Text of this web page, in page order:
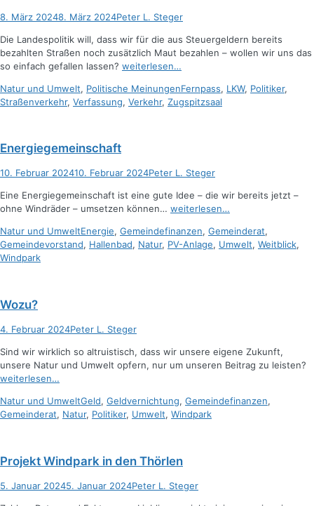
Posted
8. März 20248. März 2024Autor
Peter L. Steger
Die Landespolitik will, dass wir für die aus Steuergeldern bereits
bezahlten Straßen noch zusätzlich Maut bezahlen – wollen wir uns das
so einfach gefallen lassen? weiterlesen…
Kategorien
Natur und Umwelt, Politische MeinungenSchlagworte
Fernpass, LKW, Politiker,
Straßenverkehr, Verfassung, Verkehr, Zugspitzsaal
Energiegemeinschaft
Posted
10. Februar 202410. Februar 2024Autor
Peter L. Steger
Eine Energiegemeinschaft ist eine gute Idee – die wir bereits jetzt –
ohne Windräder – umsetzen können… weiterlesen…
Kategorien
Natur und UmweltSchlagworte
Energie, Gemeindefinanzen, Gemeinderat,
Gemeindevorstand, Hallenbad, Natur, PV-Anlage, Umwelt, Weitblick,
Windpark
Wozu?
Posted
4. Februar 2024Autor
Peter L. Steger
Sind wir wirklich so altruistisch, dass wir unsere eigene Zukunft,
unsere Natur und Umwelt opfern, nur um unseren Beitrag zu leisten?
weiterlesen…
Kategorien
Natur und UmweltSchlagworte
Geld, Geldvernichtung, Gemeindefinanzen,
Gemeinderat, Natur, Politiker, Umwelt, Windpark
Projekt Windpark in den Thörlen
Posted
5. Januar 20245. Januar 2024Autor
Peter L. Steger